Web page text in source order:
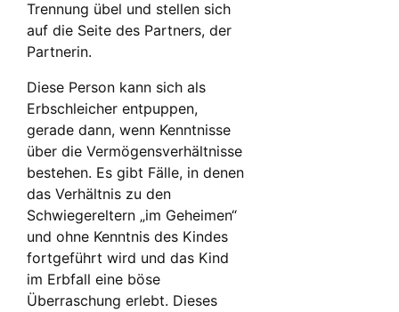
Trennung übel und stellen sich
auf die Seite des Partners, der
Partnerin.
Diese Person kann sich als
Erbschleicher entpuppen,
gerade dann, wenn Kenntnisse
über die Vermögensverhältnisse
bestehen. Es gibt Fälle, in denen
das Verhältnis zu den
Schwiegereltern „im Geheimen“
und ohne Kenntnis des Kindes
fortgeführt wird und das Kind
im Erbfall eine böse
Überraschung erlebt. Dieses